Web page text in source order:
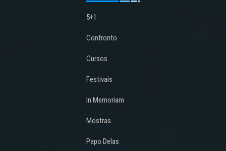
5+1
Confronto
Cursos
Festivais
In Memoriam
Mostras
Papo Delas